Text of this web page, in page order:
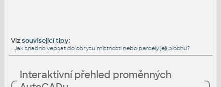
Vizsouvisející tipy:
• Jak snadno vepsat do obrysu místnosti nebo parcely její plochu?
Interaktivní přehled proměnných